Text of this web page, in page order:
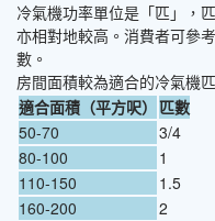
冷氣機功率單位是「匹」，
亦相對地較高。消費者可參
數。
房間面積較為適合的冷氣機匹
適合面積（平方呎） 匹數
50-70
3/4
80-100
1
110-150
1.5
160-200
2